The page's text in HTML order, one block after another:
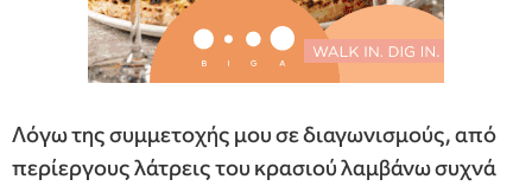
Λόγω της συμμετοχής μου σε διαγωνισμούς, από
περίεργους λάτρεις του κρασιού λαμβάνω συχνά